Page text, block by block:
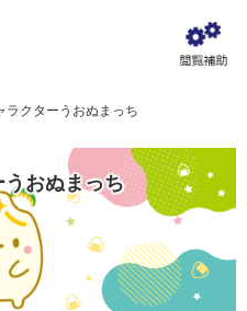
ラクターうおぬまっち
おぬまっち